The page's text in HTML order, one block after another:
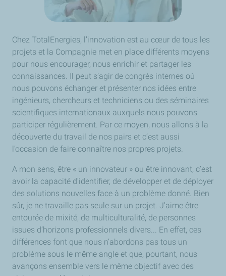
Chez TotalEnergies, l’innovation est au cœur de tous les
projets et la Compagnie met en place différents moyens
pour nous encourager, nous enrichir et partager les
connaissances. Il peut s’agir de congrès internes où
nous pouvons échanger et présenter nos idées entre
ingénieurs, chercheurs et techniciens ou des séminaires
scientifiques internationaux auxquels nous pouvons
participer régulièrement. Par ce moyen, nous allons à la
découverte du travail de nos pairs et c’est aussi
l’occasion de faire connaître nos propres projets.
A mon sens, être « un innovateur » ou être innovant, c’est
avoir la capacité d'identifier, de développer et de déployer
des solutions nouvelles face à un problème donné. Bien
sûr, je ne travaille pas seule sur un projet. J'aime être
entourée de mixité, de multiculturalité, de personnes
issues d’horizons professionnels divers... En effet, ces
différences font que nous n’abordons pas tous un
problème sous le même angle et que, pourtant, nous
avançons ensemble vers le même objectif avec des